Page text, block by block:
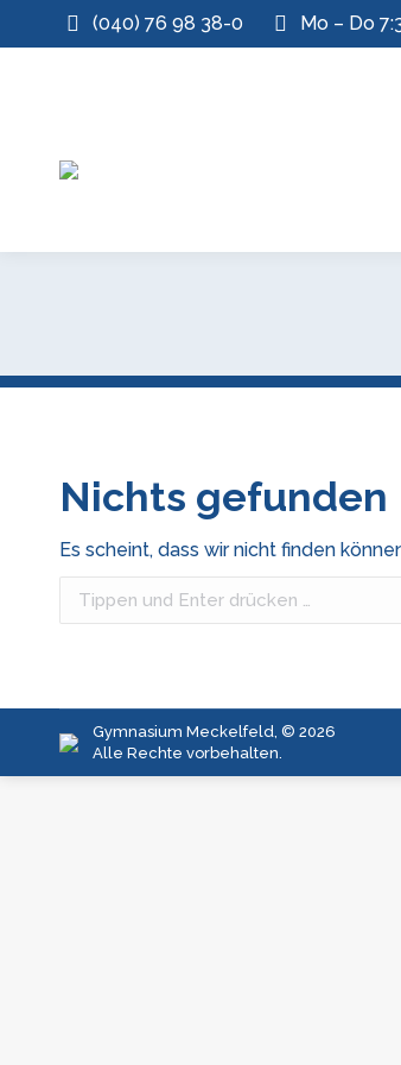
(040) 76 98 38-0 Mo – Do
Nichts gefunden
Es scheint, dass wir nicht finden
Search:
Gymnasium Meckelfeld, © 2026
Alle Rechte vorbehalten.